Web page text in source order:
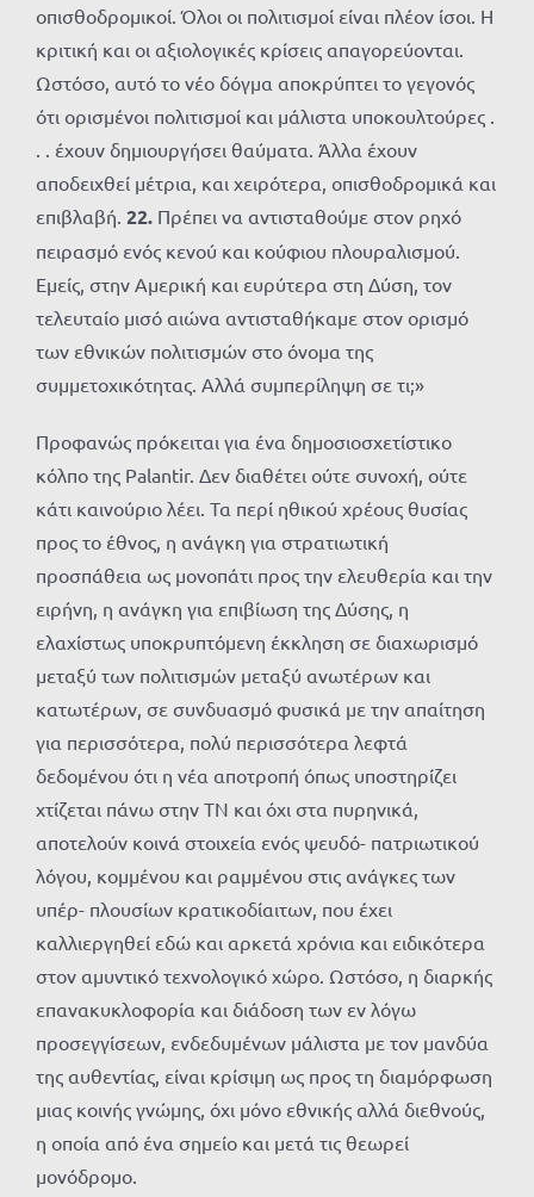
οπισθοδρομικοί. Όλοι οι πολιτισμοί είναι πλέον ίσοι. Η
κριτική και οι αξιολογικές κρίσεις απαγορεύονται.
Ωστόσο, αυτό το νέο δόγμα αποκρύπτει το γεγονός
ότι ορισμένοι πολιτισμοί και μάλιστα υποκουλτούρες .
. . έχουν δημιουργήσει θαύματα. Άλλα έχουν
αποδειχθεί μέτρια, και χειρότερα, οπισθοδρομικά και
επιβλαβή. 22. Πρέπει να αντισταθούμε στον ρηχό
πειρασμό ενός κενού και κούφιου πλουραλισμού.
Εμείς, στην Αμερική και ευρύτερα στη Δύση, τον
τελευταίο μισό αιώνα αντισταθήκαμε στον ορισμό
των εθνικών πολιτισμών στο όνομα της
συμμετοχικότητας. Αλλά συμπερίληψη σε τι;»
Προφανώς πρόκειται για ένα δημοσιοσχετίστικο
κόλπο της Palantir. Δεν διαθέτει ούτε συνοχή, ούτε
κάτι καινούριο λέει. Τα περί ηθικού χρέους θυσίας
προς το έθνος, η ανάγκη για στρατιωτική
προσπάθεια ως μονοπάτι προς την ελευθερία και την
ειρήνη, η ανάγκη για επιβίωση της Δύσης, η
ελαχίστως υποκρυπτόμενη έκκληση σε διαχωρισμό
μεταξύ των πολιτισμών μεταξύ ανωτέρων και
κατωτέρων, σε συνδυασμό φυσικά με την απαίτηση
για περισσότερα, πολύ περισσότερα λεφτά
δεδομένου ότι η νέα αποτροπή όπως υποστηρίζει
χτίζεται πάνω στην ΤΝ και όχι στα πυρηνικά,
αποτελούν κοινά στοιχεία ενός ψευδό- πατριωτικού
λόγου, κομμένου και ραμμένου στις ανάγκες των
υπέρ- πλουσίων κρατικοδίαιτων, που έχει
καλλιεργηθεί εδώ και αρκετά χρόνια και ειδικότερα
στον αμυντικό τεχνολογικό χώρο. Ωστόσο, η διαρκής
επανακυκλοφορία και διάδοση των εν λόγω
προσεγγίσεων, ενδεδυμένων μάλιστα με τον μανδύα
της αυθεντίας, είναι κρίσιμη ως προς τη διαμόρφωση
μιας κοινής γνώμης, όχι μόνο εθνικής αλλά διεθνούς,
η οποία από ένα σημείο και μετά τις θεωρεί
μονόδρομο.